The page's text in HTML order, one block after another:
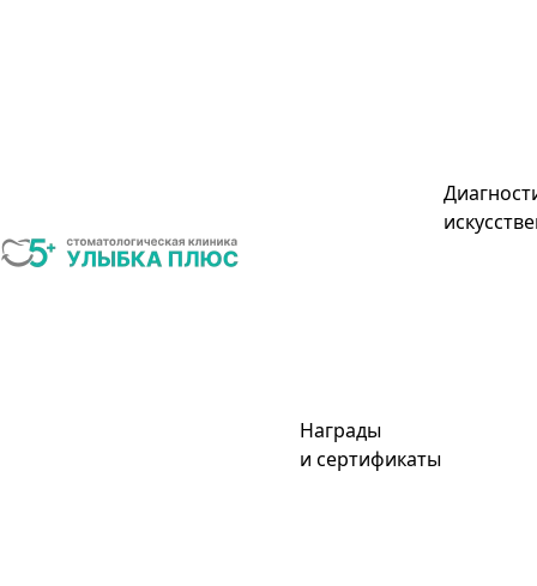
Награды
и сертификаты